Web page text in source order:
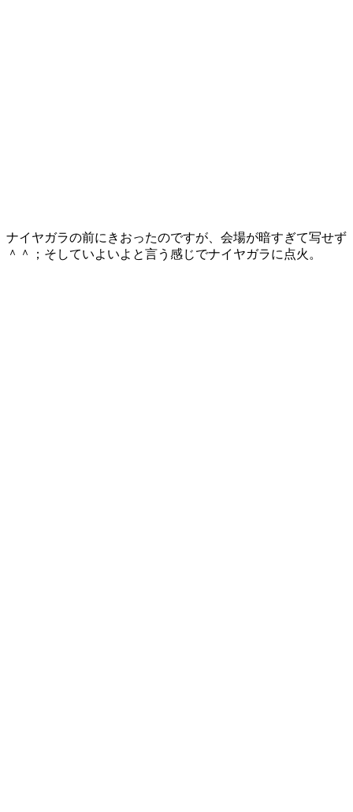
ナイヤガラの前にきおったのですが、会場が暗すぎて写せず
＾＾；そしていよいよと言う感じでナイヤガラに点火。